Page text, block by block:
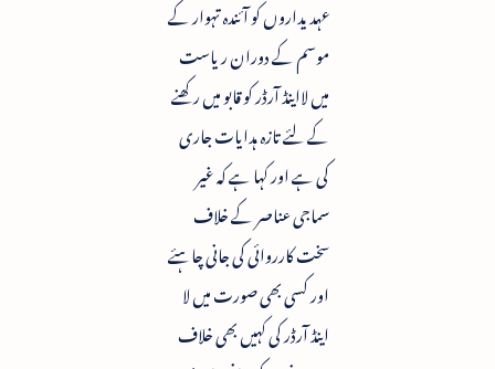
عہدیداروں کو آئندہ تہوار کے
موسم کے دوران ریاست
میں لااینڈ آرڈر کو قابو میں رکھنے
کے لئے تازہ ہدایات جاری
کی ہے اور کہا ہے کہ غیر
سماجی عناصر کے خلاف
سخت کارروائی کی جانی چاہئے
اور کسی بھی صورت میں لا
اینڈ آرڈر کی کہیں بھی خلاف